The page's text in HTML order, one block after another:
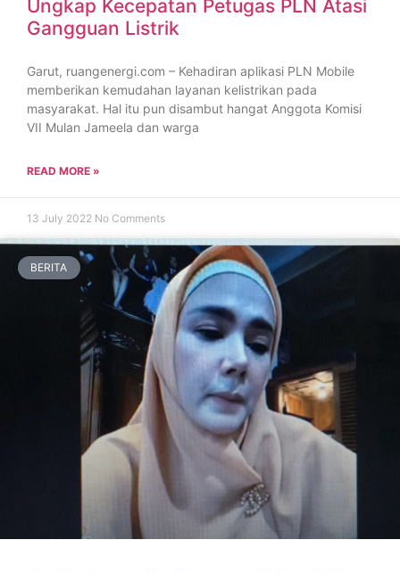
Ungkap Kecepatan Petugas PLN Atasi
Gangguan Listrik
Garut, ruangenergi.com – Kehadiran aplikasi PLN Mobile
memberikan kemudahan layanan kelistrikan pada
masyarakat. Hal itu pun disambut hangat Anggota Komisi
VII Mulan Jameela dan warga
READ MORE »
13 July 2022 No Comments
BERITA